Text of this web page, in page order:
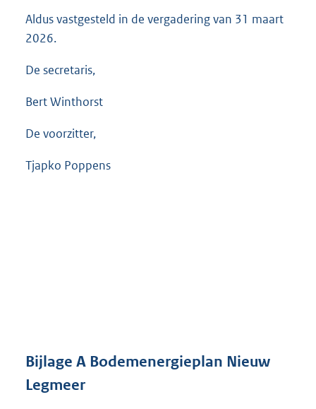
Aldus vastgesteld in de vergadering van 31 maart
2026.
De secretaris,
Bert Winthorst
De voorzitter,
Tjapko Poppens
Bijlage A Bodemenergieplan Nieuw
Legmeer